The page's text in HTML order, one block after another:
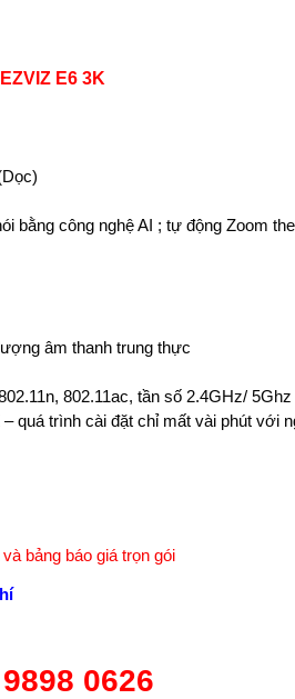
E6 3K
bằng công nghệ AI ; tự động Zoom
âm thanh trung thực
802.11ac, tần số 2.4GHz/
quá trình cài đặt chỉ mất vài phút với
bảng báo giá trọn gói
0626